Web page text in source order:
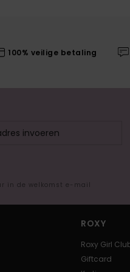
100% veilige betaling
in de welkomst e-mail
ROXY
Roxy Girl
Giftcard